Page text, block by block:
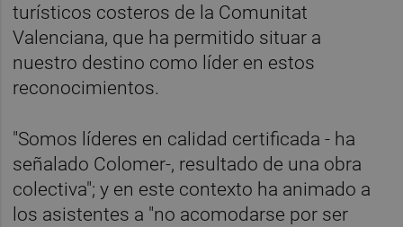
turísticos costeros de la Comunitat
Valenciana, que ha permitido situar a
nuestro destino como líder en estos
reconocimientos.
"Somos líderes en calidad certificada - ha
señalado Colomer-, resultado de una obra
colectiva"; y en este contexto ha animado a
los asistentes a "no acomodarse por ser